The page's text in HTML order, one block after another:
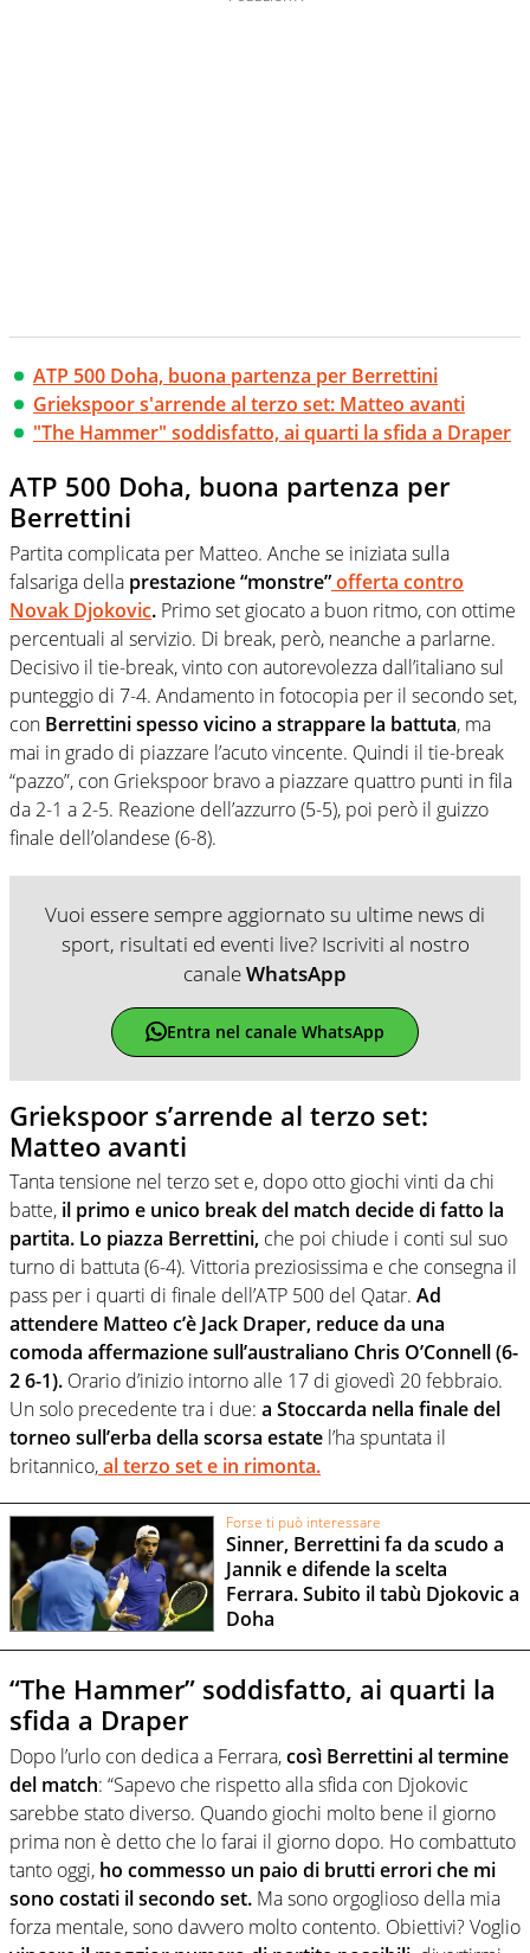
ATP 500 Doha, buona partenza per Berrettini
Griekspoor s'arrende al terzo set: Matteo avanti
"The Hammer" soddisfatto, ai quarti la sfida a Draper
ATP 500 Doha, buona partenza per
Berrettini
Partita complicata per Matteo. Anche se iniziata sulla
falsariga della prestazione “monstre”offerta contro
Novak Djokovic. Primo set giocato a buon ritmo, con ottime
percentuali al servizio. Di break, però, neanche a parlarne.
Decisivo il tie-break, vinto con autorevolezza dall’italiano sul
punteggio di 7-4. Andamento in fotocopia per il secondo set,
con Berrettini spesso vicino a strappare la battuta, ma
mai in grado di piazzare l’acuto vincente. Quindi il tie-break
“pazzo”, con Griekspoor bravo a piazzare quattro punti in fila
da 2-1 a 2-5. Reazione dell’azzurro (5-5), poi però il guizzo
finale dell’olandese (6-8).
Vuoi essere sempre aggiornato su ultime news di
sport, risultati ed eventi live? Iscriviti al nostro
canaleWhatsApp
Entra nel canale WhatsApp
Griekspoor s’arrende al terzo set:
Matteo avanti
Tanta tensione nel terzo set e, dopo otto giochi vinti da chi
batte, il primo e unico break del match decide di fatto la
partita. Lo piazza Berrettini, che poi chiude i conti sul suo
turno di battuta (6-4). Vittoria preziosissima e che consegna il
pass per i quarti di finale dell’ATP 500 del Qatar. Ad
attendere Matteo c’è Jack Draper, reduce da una
comoda affermazione sull’australiano Chris O’Connell (6-
2 6-1). Orario d’inizio intorno alle 17 di giovedì 20 febbraio.
Un solo precedente tra i due: a Stoccarda nella finale del
torneo sull’erba della scorsa estate l’ha spuntata il
britannico,al terzo set e in rimonta.
Forse ti può interessare
Sinner, Berrettini fa da scudo a
Jannik e difende la scelta
Ferrara. Subito il tabù Djokovic a
Doha
“The Hammer” soddisfatto, ai quarti la
sfida a Draper
Dopo l’urlo con dedica a Ferrara,così Berrettini al termine
del match: “Sapevo che rispetto alla sfida con Djokovic
sarebbe stato diverso. Quando giochi molto bene il giorno
prima non è detto che lo farai il giorno dopo. Ho combattuto
tanto oggi, ho commesso un paio di brutti errori che mi
sono costati il secondo set. Ma sono orgoglioso della mia
forza mentale, sono davvero molto contento. Obiettivi? Voglio